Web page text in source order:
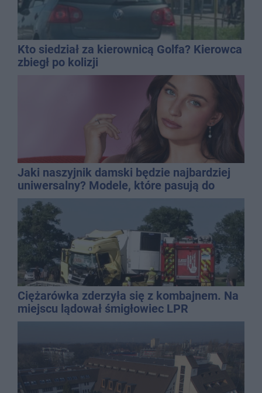
Kto siedział za kierownicą Golfa? Kierowca
zbiegł po kolizji
Jaki naszyjnik damski będzie najbardziej
uniwersalny? Modele, które pasują do
wielu stylizacji
Ciężarówka zderzyła się z kombajnem. Na
miejscu lądował śmigłowiec LPR